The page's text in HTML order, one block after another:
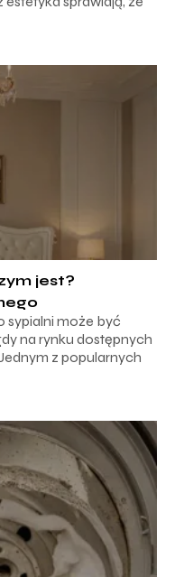
jest?
sypialni może być
na rynku dostępnych
z popularnych